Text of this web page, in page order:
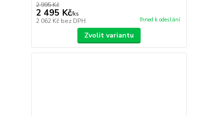
2 995 Kč
2 495 Kč/ks
2 062 Kč bez DPH Ihned k odeslání
Zvolit variantu